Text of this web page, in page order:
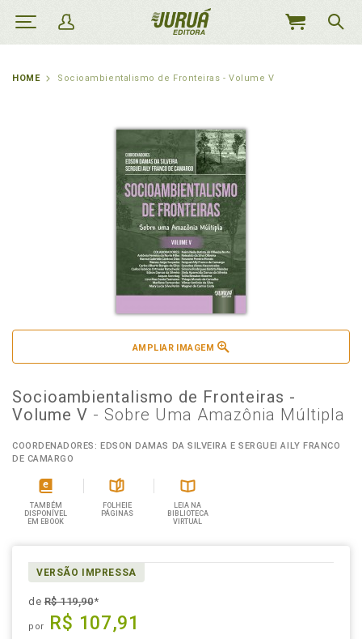
MEU
HOME Socioambientalismo de Fronteiras - Volume V
AMPLIAR IMAGEM
Socioambientalismo de Fronteiras -
Volume V - Sobre Uma Amazônia Múltipla
COORDENADORES: EDSON DAMAS DA SILVEIRA E SERGUEI AILY FRANCO
DE CAMARGO
TAMBÉM
DISPONÍVEL
EM EBOOK
FOLHEIE
PÁGINAS
LEIA NA
BIBLIOTECA
VIRTUAL
VERSÃO IMPRESSA
deR$ 119,90*
por R$ 107,91